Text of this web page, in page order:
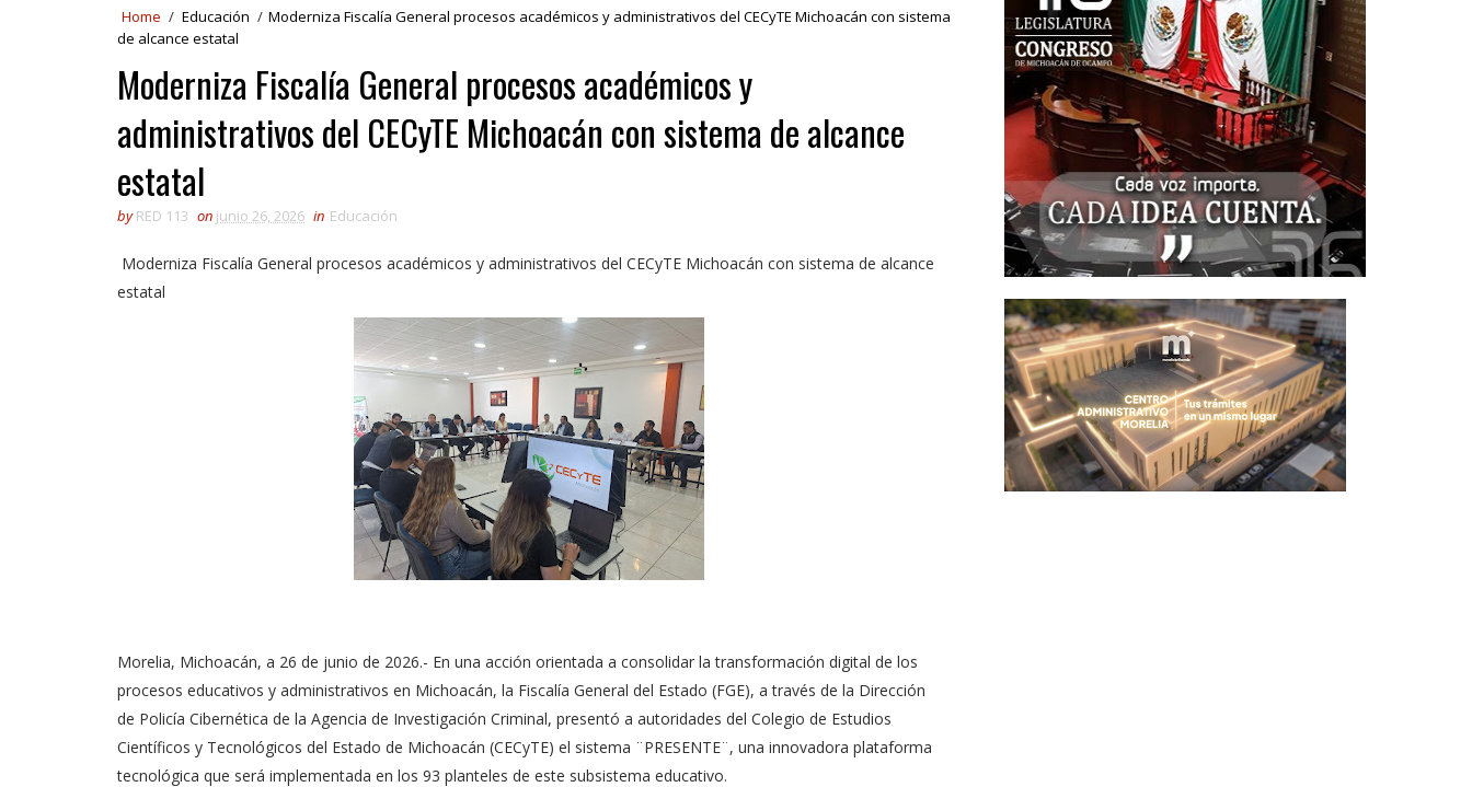
Home / Educación / Moderniza Fiscalía General procesos académicos y administrativos del CECyTE Michoacán con sistema
de alcance estatal
Moderniza Fiscalía General procesos académicos y
administrativos del CECyTE Michoacán con sistema de alcance
estatal
by RED 113 on junio 26, 2026 in Educación
Moderniza Fiscalía General procesos académicos y administrativos del CECyTE Michoacán con sistema de alcance
estatal
Morelia, Michoacán, a 26 de junio de 2026.- En una acción orientada a consolidar la transformación digital de los
procesos educativos y administrativos en Michoacán, la Fiscalía General del Estado (FGE), a través de la Dirección
de Policía Cibernética de la Agencia de Investigación Criminal, presentó a autoridades del Colegio de Estudios
Científicos y Tecnológicos del Estado de Michoacán (CECyTE) el sistema ¨PRESENTE¨, una innovadora plataforma
tecnológica que será implementada en los 93 planteles de este subsistema educativo.